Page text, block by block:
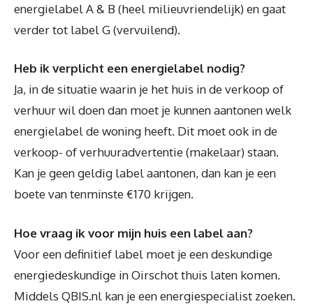
energielabel A & B (heel milieuvriendelijk) en gaat
verder tot label G (vervuilend).
Heb ik verplicht een energielabel nodig?
Ja, in de situatie waarin je het huis in de verkoop of
verhuur wil doen dan moet je kunnen aantonen welk
energielabel de woning heeft. Dit moet ook in de
verkoop- of verhuuradvertentie (makelaar) staan.
Kan je geen geldig label aantonen, dan kan je een
boete van tenminste €170 krijgen.
Hoe vraag ik voor mijn huis een label aan?
Voor een definitief label moet je een deskundige
energiedeskundige in Oirschot thuis laten komen.
Middels QBIS.nl kan je een energiespecialist zoeken.